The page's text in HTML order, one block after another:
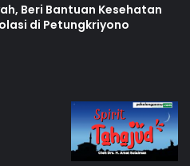
Beri Bantuan Kesehatan
di Petungkriyono